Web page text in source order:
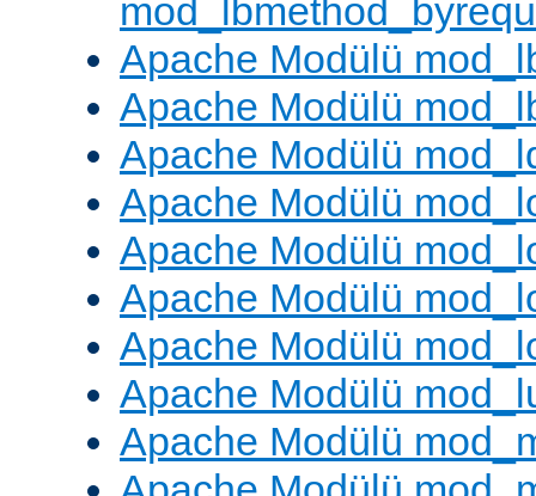
Apache Modülü
Apache Modülü
Apache Modülü
Apache Modülü
Apache Modülü
Apache Modülü
Apache Modülü
Apache Modülü
Apache Modülü